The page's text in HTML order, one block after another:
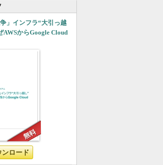
」インフラ“大引っ越
からGoogle Cloud
ンロード